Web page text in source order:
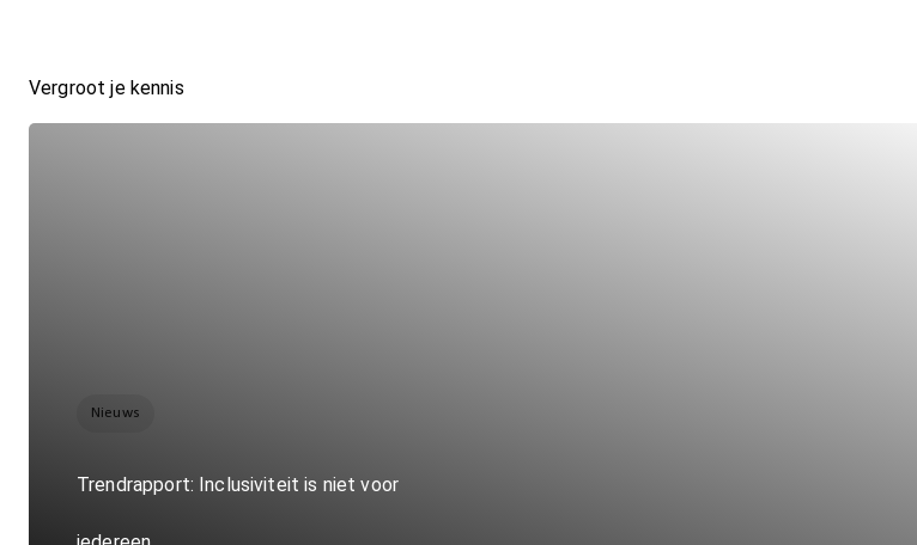
Vergroot je kennis
Nieuws
Trendrapport: Inclusiviteit is niet voor